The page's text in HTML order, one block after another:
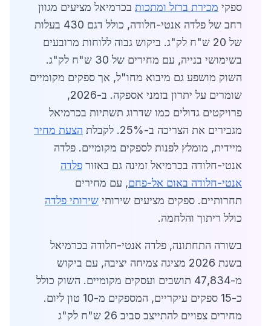
ספקי מכירת ברזל ומתכות בכרמיאל מציעים מגוון
רחב של פלדה אנטי-חלודה, כולל דגם 430 בעלות
של 20 ש"ח לק"ג. ביקוש גבוה ללוחות מרובעים
בשימושי בנייה, עם מחירים של 30 ש"ח לק"ג.
השוק מושפע גם מיבוא מחו"ל, אך ספקים מקומיים
שומרים על יתרון בזמני אספקה. ב-2026,
פרויקטים גדולים כמו שדרוג תשתיות בכרמיאל
מגבירים את הצריכה ב-25%. לקבלת
הצעת מחיר
מיידית, מומלץ לפנות לספקים מקומיים. פלדה
אנטי-חלודה בכרמיאל זמינה גם באזור פלדה
אנטי-חלודה באום אל-פחם, עם מחירים
תחרותיים. ספקים מציעים שירותי שירותי פלדה
כולל ריתוך והלחמה.
בשורה התחתונה, פלדה אנטי-חלודה בכרמיאל
בשנת 2026 מציגה צמיחה יציבה, עם ביקוש
מ-47,834 תושבים ועסקים מקומיים. השוק כולל
כ-15 ספקים עיקריים, המספקים מ-10 טון ליום.
מחירים צפויים להתייצב סביב 26 ש"ח לק"ג